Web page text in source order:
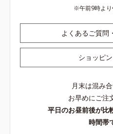
午前9時よ
よくあるご質問
ショッピ
月末は混み
お早めにご注
平日のお昼前後が比
時間帯